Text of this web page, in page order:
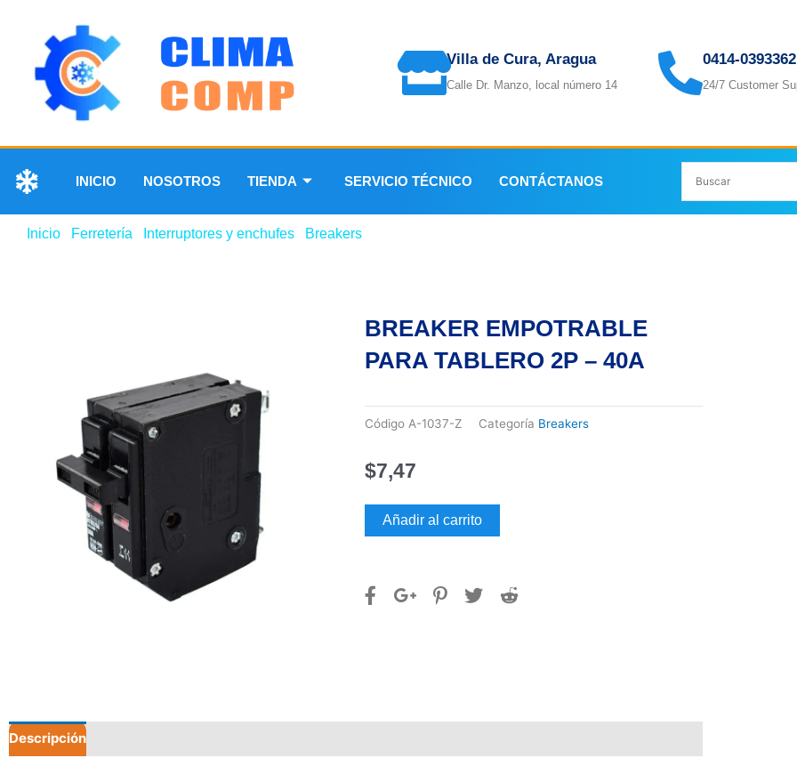
Villa de Cura, Aragua
Calle Dr. Manzo, local número 14
0414-0393362
24/7 Customer
INICIO NOSOTROS TIENDA SERVICIO TÉCNICO CONTÁCTANOS
Inicio Ferretería Interruptores y enchufes Breakers
BREAKER EMPOTRABLE
PARA TABLERO 2P – 40A
Código A-1037-Z Categoría Breakers
$7,47
BREAKER
EMPOTRABLE
2P
Añadir al carrito
Descripción